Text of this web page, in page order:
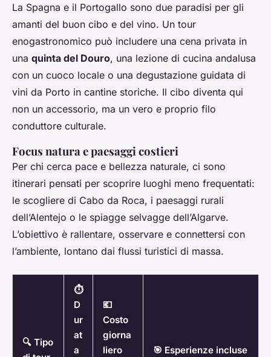
La Spagna e il Portogallo sono due paradisi per gli
amanti del buon cibo e del vino. Un tour
enogastronomico può includere una cena privata in
una quinta del Douro, una lezione di cucina andalusa
con un cuoco locale o una degustazione guidata di
vini da Porto in cantine storiche. Il cibo diventa qui
non un accessorio, ma un vero e proprio filo
conduttore culturale.
Focus natura e paesaggi costieri
Per chi cerca pace e bellezza naturale, ci sono
itinerari pensati per scoprire luoghi meno frequentati:
le scogliere di Cabo da Roca, i paesaggi rurali
dell’Alentejo o le spiagge selvagge dell’Algarve.
L’obiettivo è rallentare, osservare e connettersi con
l’ambiente, lontano dai flussi turistici di massa.
🔍 Tipo
⏱️
D
ur
at
a
💶
Costo
giorna
liero
🎯 Esperienze incluse